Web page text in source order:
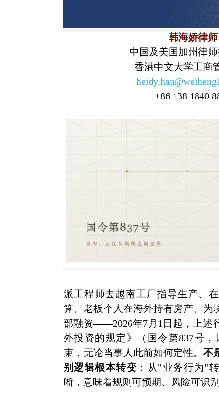
韩海娇律师
中国及美国加州律
香港中文大学工商
+86 138 1840
派工程师去越南工厂指导生产、
算、老板个人在海外持有房产、为
部融资——2026年7月1日起，上述
外投资的规定》（国令第837号
束，无论当事人此前如何定性。 不
别逻辑根本转变 ：从"业务行为"
晰，意味着规则可预期、风险可识